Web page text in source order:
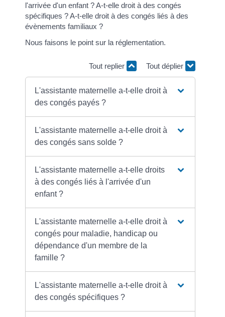
l'arrivée d'un enfant ? A-t-elle droit à des congés
spécifiques ? A-t-elle droit à des congés liés à des
évènements familiaux ?
Nous faisons le point sur la réglementation.
Tout replier Tout déplier
L'assistante maternelle a-t-elle droit à
des congés payés ?
L'assistante maternelle a-t-elle droit à
des congés sans solde ?
L'assistante maternelle a-t-elle droits
à des congés liés à l'arrivée d'un
enfant ?
L'assistante maternelle a-t-elle droit à
congés pour maladie, handicap ou
dépendance d'un membre de la
famille ?
L'assistante maternelle a-t-elle droit à
des congés spécifiques ?